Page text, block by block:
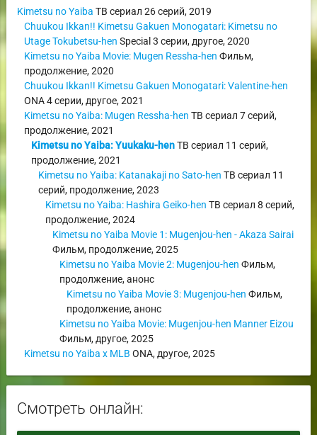
Kimetsu no Yaiba ТВ сериал 26 серий,2019
Chuukou Ikkan!! Kimetsu Gakuen Monogatari: Kimetsu no
Utage Tokubetsu-hen Special 3 серии, другое,2020
Kimetsu no Yaiba Movie: Mugen Ressha-hen Фильм,
продолжение,2020
Chuukou Ikkan!! Kimetsu Gakuen Monogatari: Valentine-hen
ONA4 серии, другое,2021
Kimetsu no Yaiba: Mugen Ressha-hen ТВ сериал 7 серий,
продолжение,2021
Kimetsu no Yaiba: Yuukaku-henТВ сериал 11 серий,
продолжение,2021
Kimetsu no Yaiba: Katanakaji no Sato-hen ТВ сериал 11
серий, продолжение,2023
Kimetsu no Yaiba: Hashira Geiko-hen ТВ сериал 8 серий,
продолжение,2024
Kimetsu no Yaiba Movie 1: Mugenjou-hen - Akaza Sairai
Фильм, продолжение,2025
Kimetsu no Yaiba Movie 2: Mugenjou-hen Фильм,
продолжение,анонс
Kimetsu no Yaiba Movie 3: Mugenjou-hen Фильм,
продолжение,анонс
Kimetsu no Yaiba Movie: Mugenjou-hen Manner Eizou
Фильм, другое,2025
Kimetsu no Yaiba x MLB ONA, другое,2025
Смотреть онлайн: